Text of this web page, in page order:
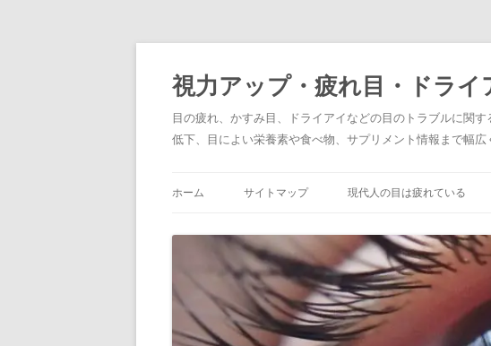
テ
ン
ツ
へ
ス
キ
ッ
視力アップ・疲れ目・ドライ
目の疲れ、かすみ目、ドライアイなどの目のトラブルに関
低下、目によい栄養素や食べ物、サプリメント情報まで幅
ホーム サイトマップ 現代人の目は疲れている